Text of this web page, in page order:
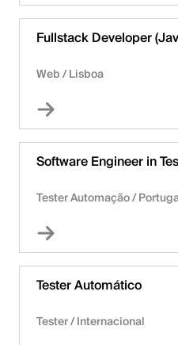
Fullstack Developer
Web /Lisboa
Software Engineer in
Tester Automação/
Tester Automático
Tester/Internacional